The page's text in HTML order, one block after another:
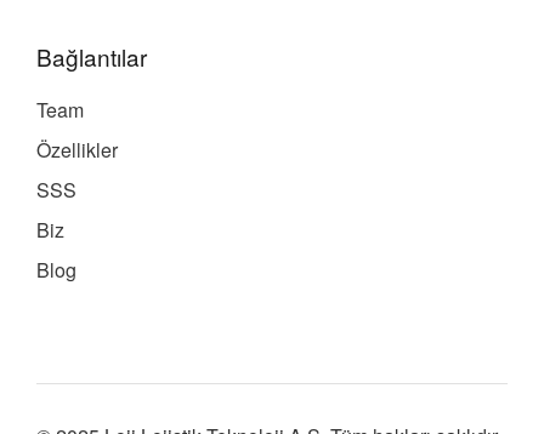
Bağlantılar
Team
Özellikler
SSS
Biz
Blog